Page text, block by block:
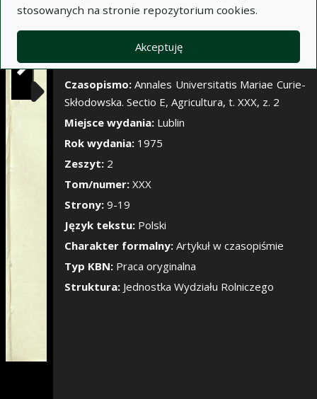
stosowanych na stronie repozytorium cookies.
Akceptuję
Pokaż/Ukryj
Wariant tytułu:Chemical weeding of field pea
(Pisum arvense L.), common vetch (Vicia sativa L.)
and yellow lupine (Lupinus luteus L.) grown for
seed
Czasopismo:Annales Universitatis Mariae Curie-
Skłodowska. Sectio E, Agricultura, t. XXX, z. 2
Miejsce wydania: Lublin
Rok wydania: 1975
Zeszyt: 2
Tom/numer: XXX
Strony: 9-19
Język tekstu: Polski
Charakter formalny: Artykuł w czasopiśmie
Typ KBN: Praca oryginalna
Struktura: Jednostka Wydziału Rolniczego